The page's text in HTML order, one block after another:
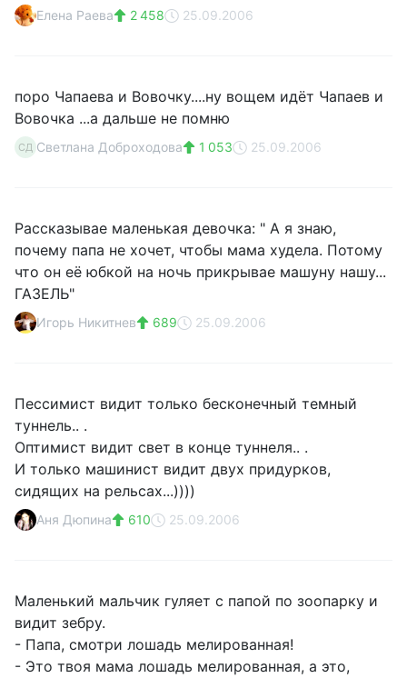
Елена Раева 2 458 25.09.2006
поро Чапаева и Вовочку....ну вощем идёт Чапаев и
Вовочка ...а дальше не помню
СД Светлана Доброходова 1 053 25.09.2006
Рассказывае маленькая девочка: " А я знаю,
почему папа не хочет, чтобы мама худела. Потому
что он её юбкой на ночь прикрывае машуну нашу...
ГАЗЕЛЬ"
Игорь Никитнев 689 25.09.2006
Пессимист видит только бесконечный темный
туннель.. .
Оптимист видит свет в конце туннеля.. .
И только машинист видит двух придурков,
сидящих на рельсах...))))
Аня Дюпина 610 25.09.2006
Маленький мальчик гуляет с папой по зоопарку и
видит зебру.
- Папа, смотри лошадь мелированная!
- Это твоя мама лошадь мелированная, а это,